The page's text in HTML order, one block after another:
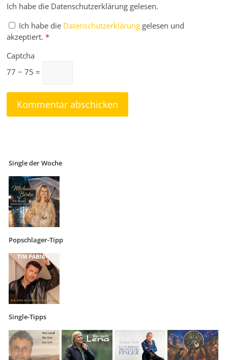
Ich habe die Datenschutzerklärung gelesen.
Ich habe die Datenschutzerklärung gelesen und
akzeptiert. *
Captcha
77 − 75 =
Single der Woche
Popschlager-Tipp
Single-Tipps